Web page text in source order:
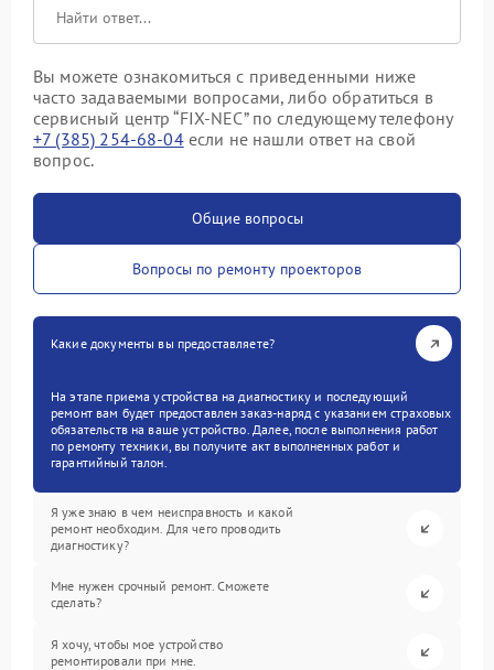
Вы можете ознакомиться с приведенными ниже
часто задаваемыми вопросами, либо обратиться в
сервисный центр “FIX-NEC” по следующему телефону
+7 (385) 254-68-04если не нашли ответ на свой
вопрос.
Общие вопросы
Вопросы по ремонту проекторов
Какие документы вы предоставляете?
На этапе приема устройства на диагностику и последующий
ремонт вам будет предоставлен заказ-наряд с указанием страховых
обязательств на ваше устройство. Далее, после выполнения работ
по ремонту техники, вы получите акт выполненных работ и
гарантийный талон.
Я уже знаю в чем неисправность и какой
ремонт необходим. Для чего проводить
диагностику?
Мне нужен срочный ремонт. Сможете
сделать?
Я хочу, чтобы мое устройство
ремонтировали при мне.